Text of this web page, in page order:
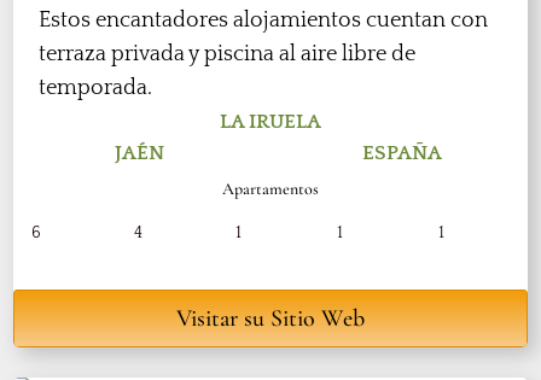
Estos encantadores alojamientos cuentan con
terraza privada y piscina al aire libre de
temporada.
LA IRUELA
JAÉN
ESPAÑA
Apartamentos
6 4 1 1 1
Visitar su Sitio Web